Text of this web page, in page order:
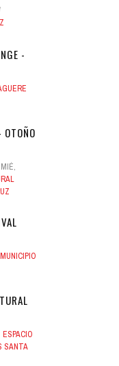
-
MIÉ,
MUNICIPIO
ESPACIO
SANTA